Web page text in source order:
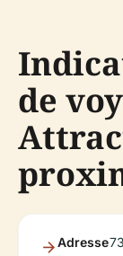
de
Adresse